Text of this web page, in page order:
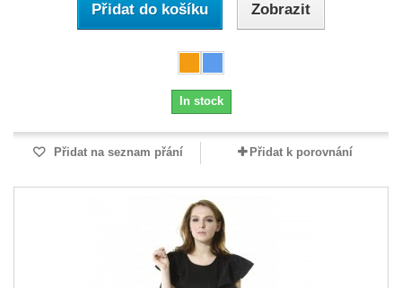
Přidat do košíku Zobrazit
In stock
Přidat na seznam přání Přidat k porovnání